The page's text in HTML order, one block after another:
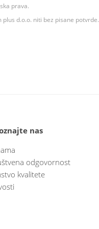
prava.
d.o.o. niti bez pisane potvrde.
nas
odgovornost
kvalitete